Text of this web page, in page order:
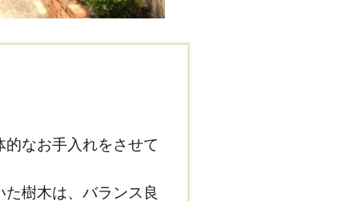
なお手入れをさせて
樹木は、バランス良